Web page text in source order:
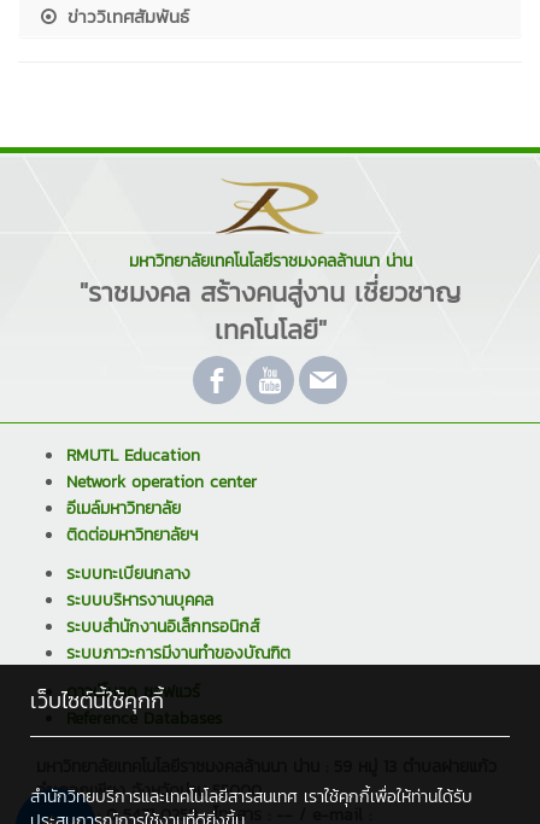
ข่าววิเทศสัมพันธ์
มหาวิทยาลัยเทคโนโลยีราชมงคลล้านนา น่าน
"ราชมงคล สร้างคนสู่งาน เชี่ยวชาญ
เทคโนโลยี"
RMUTL Education
Network operation center
อีเมล์มหาวิทยาลัย
ติดต่อมหาวิทยาลัยฯ
ระบบทะเบียนกลาง
ระบบบริหารงานบุคคล
ระบบสำนักงานอิเล็กทรอนิกส์
ระบบภาวะการมีงานทำของบัณฑิต
ดาวน์โหลด ซอฟแวร์
Reference Databases
อำเภอภูเพียง จังหวัดน่าน 55000
โทรศัพท์ : 0 5471 0259 , โทรสาร : -- / e-mail :
เว็บไซต์นี้ใช้คุกกี้
สำนักวิทยบริการและเทคโนโลยีสารสนเทศ เราใช้คุกกี้เพื่อให้ท่านได้รับ